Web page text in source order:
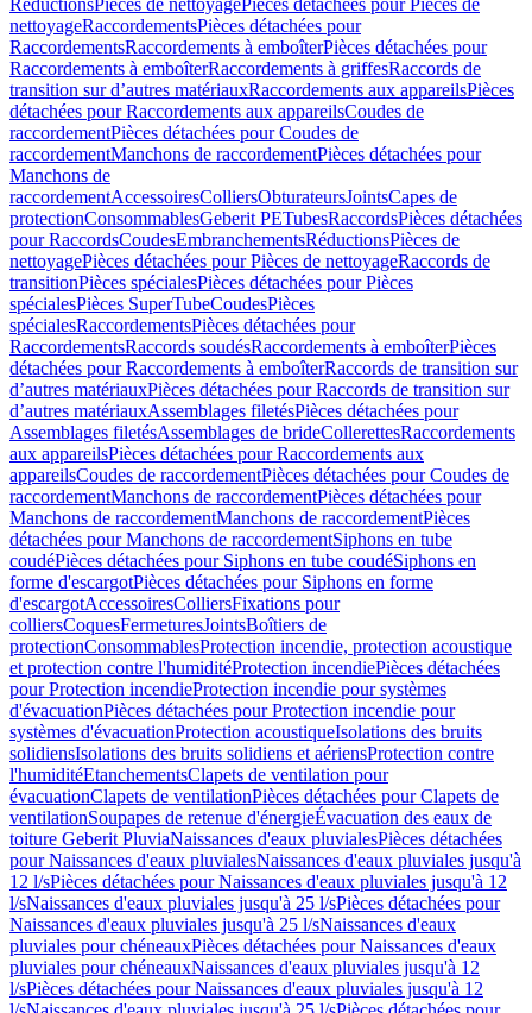
RéductionsPièces de nettoyagePièces détachées pour Pièces de
nettoyageRaccordementsPièces détachées pour
RaccordementsRaccordements à emboîterPièces détachées pour
Raccordements à emboîterRaccordements à griffesRaccords de
transition sur d’autres matériauxRaccordements aux appareilsPièces
détachées pour Raccordements aux appareilsCoudes de
raccordementPièces détachées pour Coudes de
raccordementManchons de raccordementPièces détachées pour
Manchons de
raccordementAccessoiresColliersObturateursJointsCapes de
protectionConsommablesGeberit PETubesRaccordsPièces détachées
pour RaccordsCoudesEmbranchementsRéductionsPièces de
nettoyagePièces détachées pour Pièces de nettoyageRaccords de
transitionPièces spécialesPièces détachées pour Pièces
spécialesPièces SuperTubeCoudesPièces
spécialesRaccordementsPièces détachées pour
RaccordementsRaccords soudésRaccordements à emboîterPièces
détachées pour Raccordements à emboîterRaccords de transition sur
d’autres matériauxPièces détachées pour Raccords de transition sur
d’autres matériauxAssemblages filetésPièces détachées pour
Assemblages filetésAssemblages de brideCollerettesRaccordements
aux appareilsPièces détachées pour Raccordements aux
appareilsCoudes de raccordementPièces détachées pour Coudes de
raccordementManchons de raccordementPièces détachées pour
Manchons de raccordementManchons de raccordementPièces
détachées pour Manchons de raccordementSiphons en tube
coudéPièces détachées pour Siphons en tube coudéSiphons en
forme d'escargotPièces détachées pour Siphons en forme
d'escargotAccessoiresColliersFixations pour
colliersCoquesFermeturesJointsBoîtiers de
protectionConsommablesProtection incendie, protection acoustique
et protection contre l'humiditéProtection incendiePièces détachées
pour Protection incendieProtection incendie pour systèmes
d'évacuationPièces détachées pour Protection incendie pour
systèmes d'évacuationProtection acoustiqueIsolations des bruits
solidiensIsolations des bruits solidiens et aériensProtection contre
l'humiditéEtanchementsClapets de ventilation pour
évacuationClapets de ventilationPièces détachées pour Clapets de
ventilationSoupapes de retenue d'énergieÉvacuation des eaux de
toiture Geberit PluviaNaissances d'eaux pluvialesPièces détachées
pour Naissances d'eaux pluvialesNaissances d'eaux pluviales jusqu'à
12 l/sPièces détachées pour Naissances d'eaux pluviales jusqu'à 12
l/sNaissances d'eaux pluviales jusqu'à 25 l/sPièces détachées pour
Naissances d'eaux pluviales jusqu'à 25 l/sNaissances d'eaux
pluviales pour chéneauxPièces détachées pour Naissances d'eaux
pluviales pour chéneauxNaissances d'eaux pluviales jusqu'à 12
l/sPièces détachées pour Naissances d'eaux pluviales jusqu'à 12